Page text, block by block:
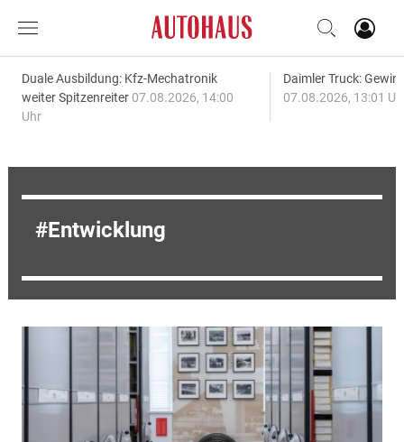
Duale Ausbildung: Kfz-Mechatronik
weiter Spitzenreiter 07.08.2026, 14:00
Uhr
Daimler Truck:
07.08.2026, 13:01
Entwicklung